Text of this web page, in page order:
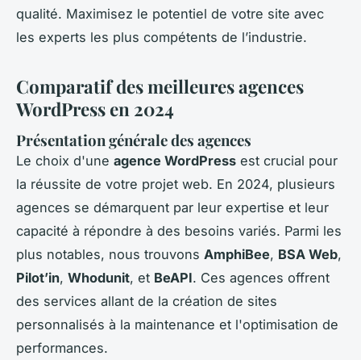
qualité. Maximisez le potentiel de votre site avec
les experts les plus compétents de l’industrie.
Comparatif des meilleures agences
WordPress en 2024
Présentation générale des agences
Le choix d'une agence WordPress est crucial pour
la réussite de votre projet web. En 2024, plusieurs
agences se démarquent par leur expertise et leur
capacité à répondre à des besoins variés. Parmi les
plus notables, nous trouvons AmphiBee, BSA Web,
Pilot’in, Whodunit, et BeAPI. Ces agences offrent
des services allant de la création de sites
personnalisés à la maintenance et l'optimisation de
performances.